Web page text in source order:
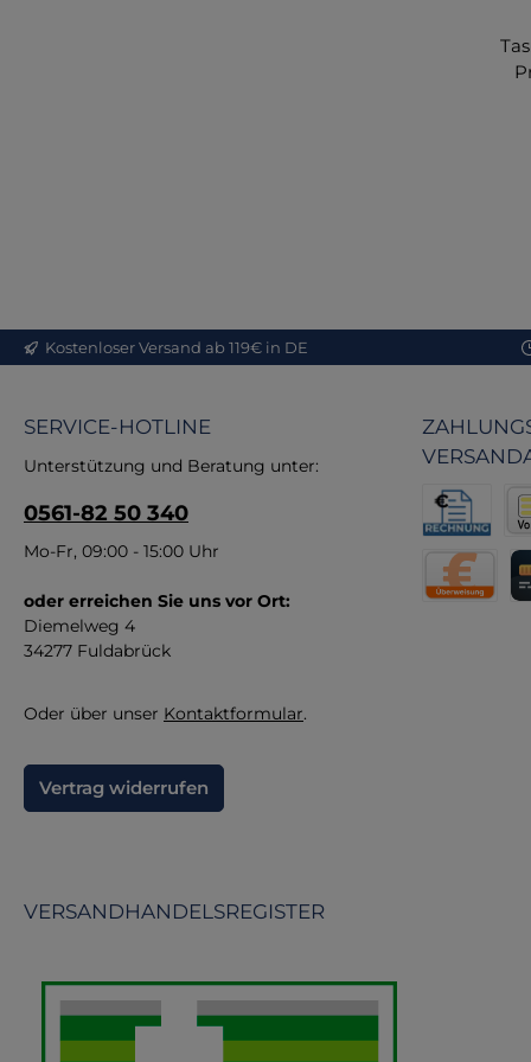
–
Kostenloser Versand ab 119€ in DE
SERVICE-HOTLINE
Unterstützung und Beratung unter:
0561-82 50 340
Mo-Fr, 09:00 - 15:00 Uhr
oder erreichen Sie uns vor Ort:
Diemelweg 4
34277 Fuldabrück
Oder über unser Kontaktformular.
Vertrag widerrufen
Rechnung
VERSANDHANDELSREGISTER